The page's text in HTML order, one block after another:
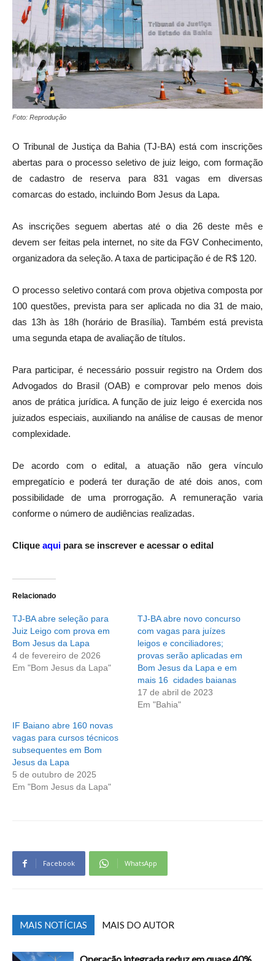
Foto: Reprodução
O Tribunal de Justiça da Bahia (TJ-BA) está com inscrições
abertas para o processo seletivo de juiz leigo, com formação
de cadastro de reserva para 831 vagas em diversas
comarcas do estado, incluindo Bom Jesus da Lapa.
As inscrições seguem abertas até o dia 26 deste mês e
devem ser feitas pela internet, no site da FGV Conhecimento,
organizadora da seleção. A taxa de participação é de R$ 120.
O processo seletivo contará com prova objetiva composta por
100 questões, prevista para ser aplicada no dia 31 de maio,
das 13h às 18h (horário de Brasília). Também está prevista
uma segunda etapa de avaliação de títulos.
Para participar, é necessário possuir registro na Ordem dos
Advogados do Brasil (OAB) e comprovar pelo menos dois
anos de prática jurídica. A função de juiz leigo é exercida nos
juizados especiais, auxiliando na análise de causas de menor
complexidade.
De acordo com o edital, a atuação não gera vínculo
empregatício e poderá ter duração de até dois anos, com
possibilidade de uma prorrogação. A remuneração varia
conforme o número de audiências realizadas.
Clique aqui para se inscrever e acessar o edital
Relacionado
TJ-BA abre seleção para
Juiz Leigo com prova em
Bom Jesus da Lapa
4 de fevereiro de 2026
Em "Bom Jesus da Lapa"
TJ-BA abre novo concurso
com vagas para juízes
leigos e conciliadores;
provas serão aplicadas em
Bom Jesus da Lapa e em
mais 16 cidades baianas
17 de abril de 2023
Em "Bahia"
IF Baiano abre 160 novas
vagas para cursos técnicos
subsequentes em Bom
Jesus da Lapa
5 de outubro de 2025
Em "Bom Jesus da Lapa"
Facebook WhatsApp
MAIS NOTÍCIAS MAIS DO AUTOR